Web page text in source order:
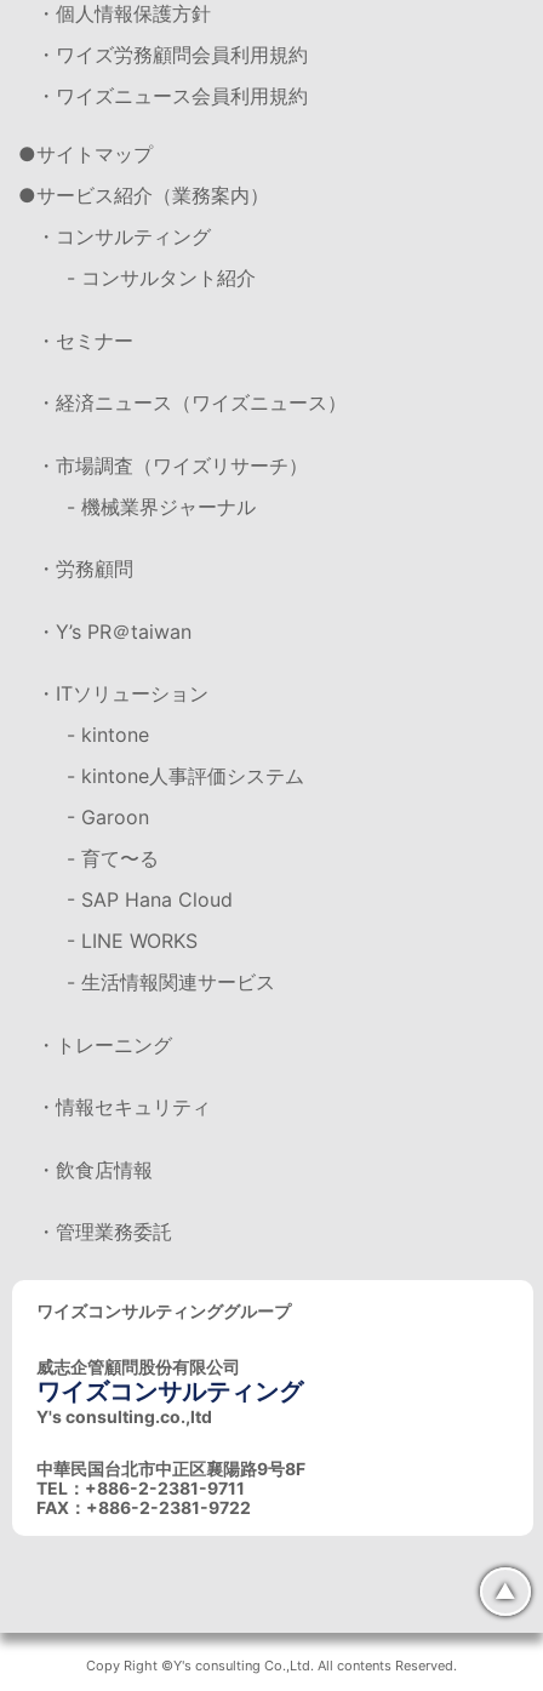
・個人情報保護方針
・ワイズ労務顧問会員利用規約
・ワイズニュース会員利用規約
サイトマップ
サービス紹介（業務案内）
・コンサルティング
- コンサルタント紹介
・セミナー
・経済ニュース（ワイズニュース）
・市場調査（ワイズリサーチ）
- 機械業界ジャーナル
・労務顧問
・Y’s PR＠taiwan
・ITソリューション
- kintone
- kintone人事評価システム
- Garoon
- 育て〜る
- SAP Hana Cloud
- LINE WORKS
- 生活情報関連サービス
・トレーニング
・情報セキュリティ
・飲食店情報
・管理業務委託
ワイズコンサルティンググループ
威志企管顧問股份有限公司
ワイズコンサルティング
Y's consulting.co.,ltd
中華民国台北市中正区襄陽路9号8F
TEL：+886-2-2381-9711
FAX：+886-2-2381-9722
▲
Copy Right ©Y's consulting Co.,Ltd. All contents Reserved.